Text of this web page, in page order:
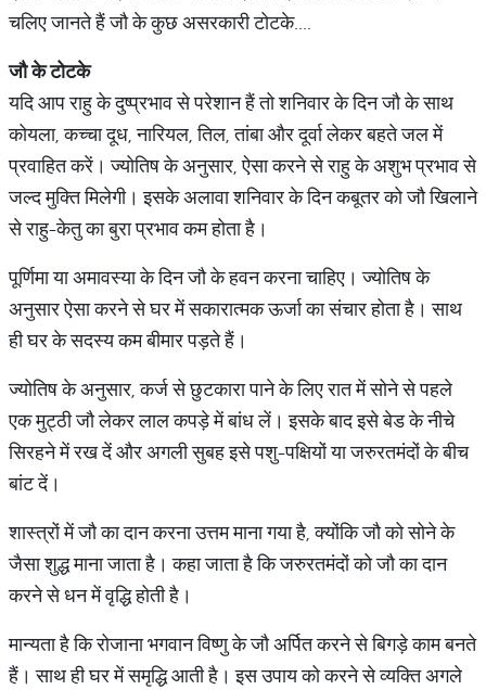
चलिए जानते हैं जौ के कुछ असरकारी टोटके....
जौकेटोटके
यदि आप राहु के दुष्प्रभाव से परेशान हैं तो शनिवार के दिन जौ के साथ
कोयला, कच्चा दूध, नारियल, तिल, तांबा और दूर्वा लेकर बहते जल में
प्रवाहित करें। ज्योतिष के अनुसार, ऐसा करने से राहु के अशुभ प्रभाव से
जल्द मुक्ति मिलेगी। इसके अलावा शनिवार के दिन कबूतर को जौ खिलाने
से राहु-केतु का बुरा प्रभाव कम होता है।
पूर्णिमा या अमावस्या के दिन जौ के हवन करना चाहिए। ज्योतिष के
अनुसार ऐसा करने से घर में सकारात्मक ऊर्जा का संचार होता है। साथ
ही घर के सदस्य कम बीमार पड़ते हैं।
ज्योतिष के अनुसार, कर्ज से छुटकारा पाने के लिए रात में सोने से पहले
एक मुट्ठी जौ लेकर लाल कपड़े में बांध लें। इसके बाद इसे बेड के नीचे
सिरहने में रख दें और अगली सुबह इसे पशु-पक्षियों या जरुरतमंदों के बीच
बांट दें।
शास्त्रों में जौ का दान करना उत्तम माना गया है, क्योंकि जौ को सोने के
जैसा शुद्ध माना जाता है। कहा जाता है कि जरुरतमंदों को जौ का दान
करने से धन में वृद्धि होती है।
मान्यता है कि रोजाना भगवान विष्णु के जौ अर्पित करने से बिगड़े काम बनते
हैं। साथ ही घर में समृद्धि आती है। इस उपाय को करने से व्यक्ति अगले